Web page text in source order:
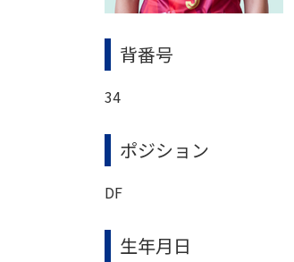
背番号
34
ポジション
DF
生年月日